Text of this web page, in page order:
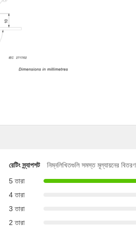
রেটিং স্ন্যাপশট
নিম্নলিখিতগুলি সমস্ত মূল্যায়নের বিতরণ
5 তারা
4 তারা
3 তারা
2 তারা